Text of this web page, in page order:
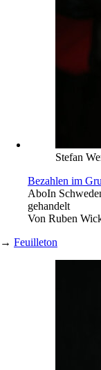
Stefan
Bezahlen im
AboIn
gehandelt
Von Ruben
→ Feuilleton